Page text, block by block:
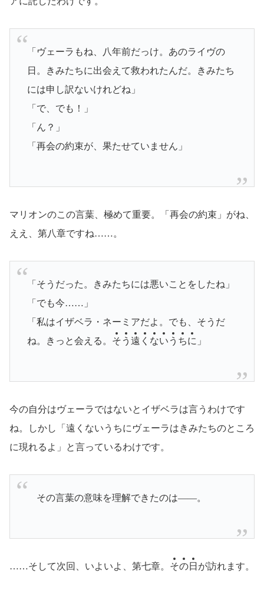
「ヴェーラもね、八年前だっけ。あのライヴの
日。きみたちに出会えて救われたんだ。きみたち
には申し訳ないけれどね」
「で、でも！」
「ん？」
「再会の約束が、果たせていません」
マリオンのこの言葉、極めて重要。「再会の約束」がね、
ええ、第八章ですね……。
「そうだった。きみたちには悪いことをしたね」
「でも今……」
「私はイザベラ・ネーミアだよ。でも、そうだ
ね。きっと会える。 そ う 遠 く ない う ちに 」
今の自分はヴェーラではないとイザベラは言うわけです
ね。しかし「遠くないうちにヴェーラはきみたちのところ
に現れるよ」と言っているわけです。
その言葉の意味を理解できたのは――。
……そして次回、いよいよ、第七章。 その日 が訪れます。